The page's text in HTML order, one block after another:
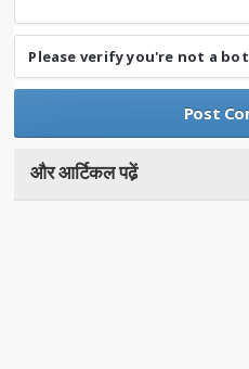
Please verify you're not a bot
और आर्टिकल पढे़ं